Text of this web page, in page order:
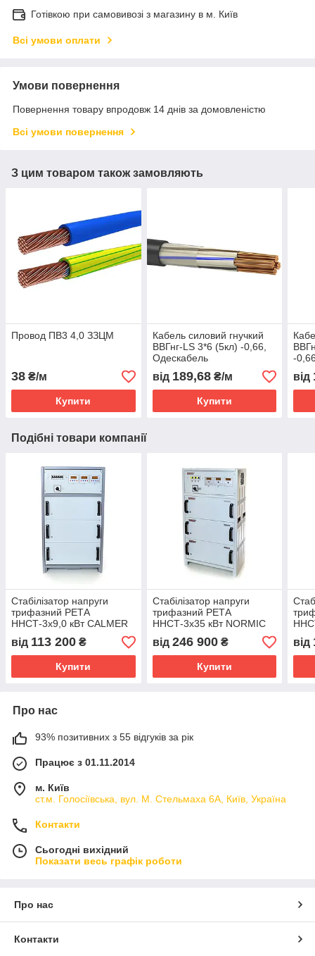
Готівкою при самовивозі з магазину в м. Київ
Всі умови оплати
Умови повернення
Повернення товару впродовж 14 днів за домовленістю
Всі умови повернення
З цим товаром також замовляють
Провод ПВ3 4,0 ЗЗЦМ
38 ₴/м
Купити
Кабель силовий гнучкий
ВВГнг-LS 3*6 (5кл) -0,66,
Одескабель
від 189,68₴/м
Купити
-
від
Подібні товари компанії
Стабілізатор напруги
трифазний РЕТА
ННСТ-3х9,0 кВт CALMER
від 113 200 ₴
Купити
Стабілізатор напруги
трифазний РЕТА
ННСТ-3х35 кВт NORMIC
від 246 900₴
Купити
від
Про нас
93% позитивних з 55 відгуків за рік
Працює з 01.11.2014
м. Київ
ст.м. Голосіївська, вул. М. Стельмаха 6А, Київ, Україна
Контакти
Сьогодні вихідний
Показати весь графік роботи
Про нас
Контакти